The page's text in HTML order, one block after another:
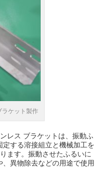
ケット製作
レス ブラケットは、振動ふ
する溶接組立と機械加工を
ます。振動させたふるいに
異物除去などの用途で使用